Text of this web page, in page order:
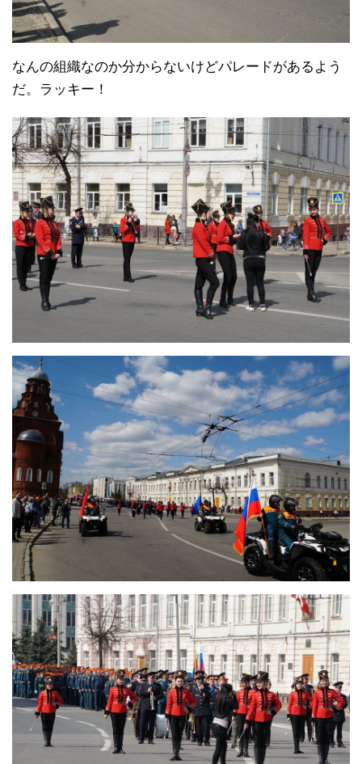
なんの組織なのか分からないけどパレードがあるよう
だ。ラッキー！